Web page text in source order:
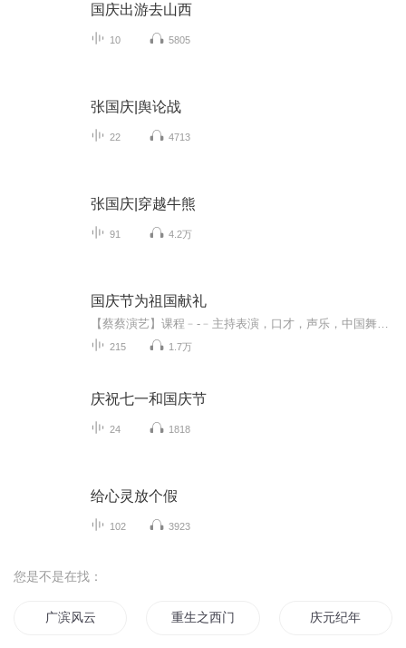
国庆出游去山西
10 5805
张国庆|舆论战
22 4713
张国庆|穿越牛熊
91 4.2万
国庆节为祖国献礼
215 1.7万
庆祝七一和国庆节
24 1818
给心灵放个假
102 3923
您是不是在找：
广滨风云 重生之西门庆 庆元纪年